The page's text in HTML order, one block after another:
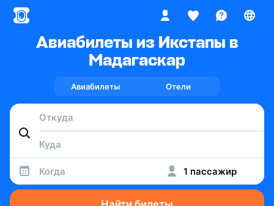
Авиабилеты из Икстапы в
Мадагаскар
Авиабилеты Отели
Когда 1 пассажир